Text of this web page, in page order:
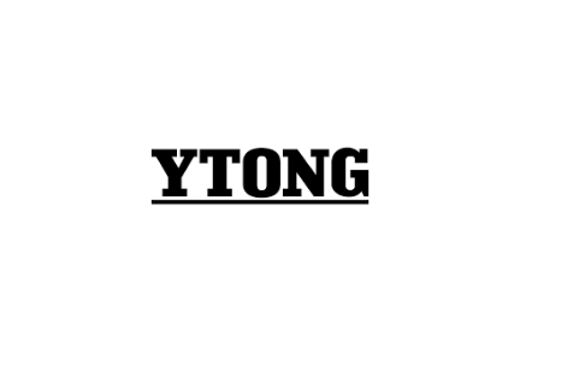
En cochant cette case, vous consentez à recevoir nos propositions commerciales à
l'adresse email indiqué ci-dessus. Vous pouvez vous désinscrire à tout moment en
le formulaire de désinscription